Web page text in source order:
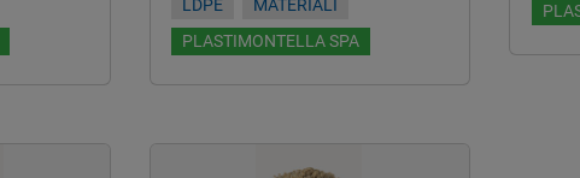
LDPE
MATERIALI
PLASTIMONTELLA SPA